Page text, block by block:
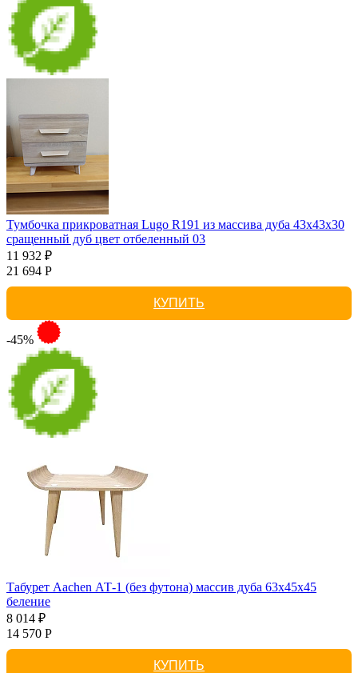
Тумбочка прикроватная Lugo R191 из массива дуба 43х43х30
сращенный дуб цвет отбеленный 03
11 932 ₽
21 694 Р
КУПИТЬ
-45%
Табурет Aachen АТ-1 (без футона) массив дуба 63х45х45
беление
8 014 ₽
14 570 Р
КУПИТЬ